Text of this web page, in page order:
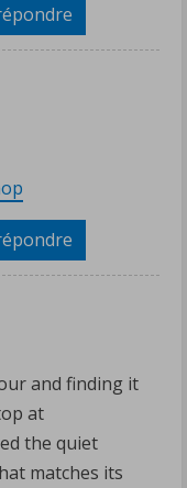
and finding it
at
the quiet
matches its